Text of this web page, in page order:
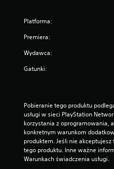
Platforma:
Premiera:
Wydawca:
Gatunki:
Pobieranie tego produktu
usługi w sieci PlayStation
korzystania z oprogramowania,
konkretnym warunkom
produktem. Jeśli nie
tego produktu. Inne ważne
Warunkach świadczenia usługi.